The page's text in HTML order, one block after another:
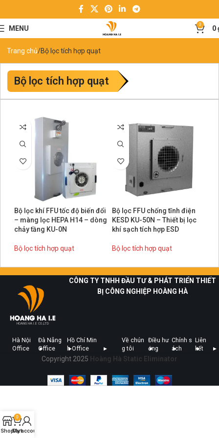
MENU 0 0
Trang chủ Bộ lọc tích hợp quạt
Bộ lọc tích hợp quạt
Bộ lọc khí FFU tốc độ biến đổi
– màng lọc HEPA H14 – dòng
chảy tầng KU-0N
Bộ lọc tích hợp quạt
Bộ lọc FFU chống tĩnh điện
KESD KU-50N – Thiết bị lọc
khí sạch tích hợp ESD
Bộ lọc tích hợp quạt
HOANG HA I.E CO.,LTD
CÔNG TY TNHH ĐẦU TƯ & PHÁT TRIỂN THIẾT
BỊ CÔNG NGHIỆP HOÀNG HÀ
Hà Nội
Office
Đà Nẵng
Office
Hồ Chí Min
h Office
Về chún
g tôi
Điều hư
ớng
Chính s
ách
Liên
kết
Copyright 2025 Hoàng Hà Static Eliminator
Shop
0
Cart
My account